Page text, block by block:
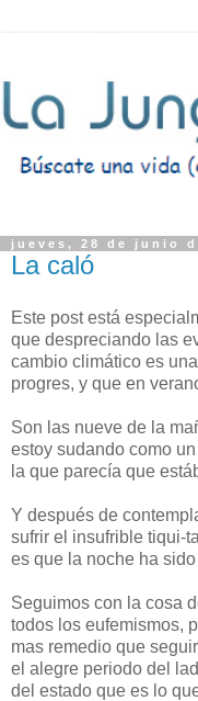
jueves, 28 de junio
La caló
Este post está
que despreciando las
cambio climático es
progres, y que en
Son las nueve de la
estoy sudando como
la que parecía que
Y después de
sufrir el insufrible tiqui-
es que la noche ha
Seguimos con la cosa
todos los eufemismos,
mas remedio que
el alegre periodo del
del estado que es lo